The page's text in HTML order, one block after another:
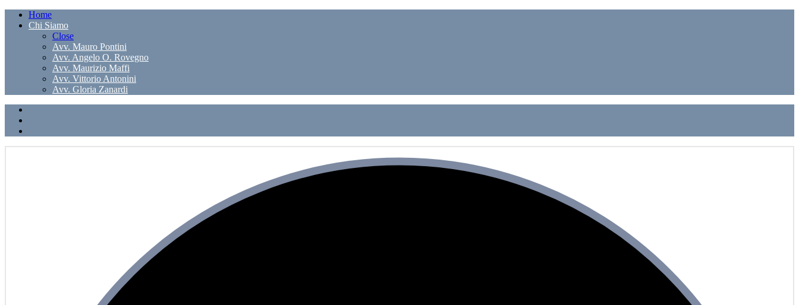
Home
Chi Siamo
Close
Avv. Mauro Pontini
Avv. Angelo O. Rovegno
Avv. Maurizio Maffi
Avv. Vittorio Antonini
Avv. Gloria Zanardi